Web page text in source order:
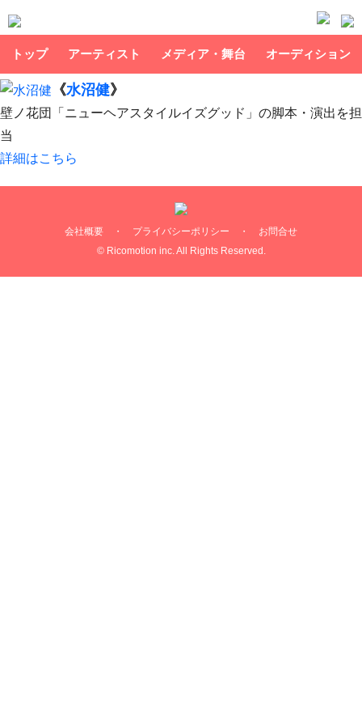
トップ アーティスト メディア・舞台 オーディション
《水沼健》
壁ノ花団「ニューヘアスタイルイズグッド」の脚本・演出を担
当
詳細はこちら
会社概要 ・ プライバシーポリシー ・ お問合せ
© Ricomotion inc. All Rights Reserved.